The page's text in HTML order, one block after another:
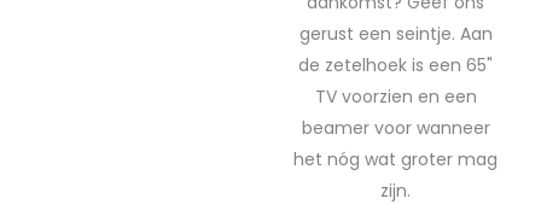
gerust een seintje. Aan
de zetelhoek is een 65"
TV voorzien en een
beamer voor wanneer
het nóg wat groter mag
zijn.